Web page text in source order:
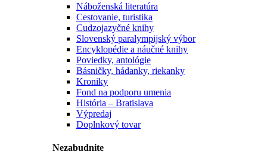
Náboženská literatúra
Cestovanie, turistika
Cudzojazyčné knihy
Slovenský paralympijský výbor
Encyklopédie a náučné knihy
Poviedky, antológie
Básničky, hádanky, riekanky
Kroniky
Fond na podporu umenia
História – Bratislava
Výpredaj
Doplnkový tovar
Nezabudnite